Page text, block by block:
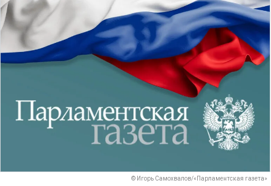
© Игорь Самохвалов/«Парламентская газета»